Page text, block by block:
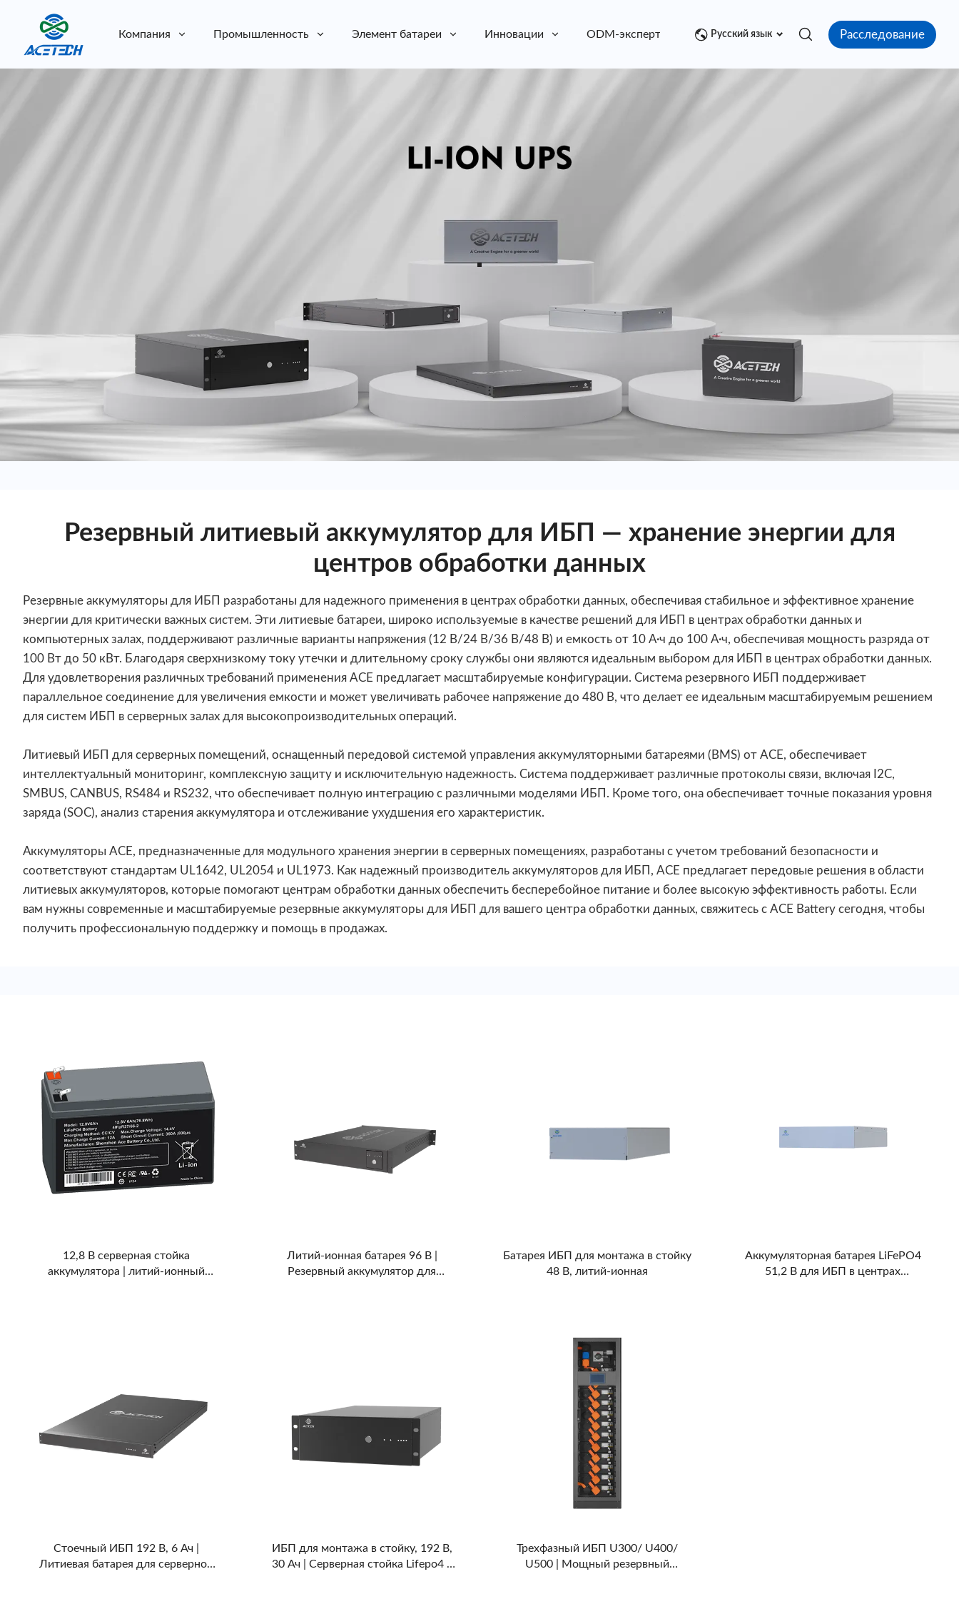
Компания Промышленность Элемент батареи Инновации ODM-эксперт Медиа центр Контакт
Русский язык Расследование
Резервный литиевый аккумулятор для ИБП — хранение энергии для
центров обработки данных
Резервные аккумуляторы для ИБП разработаны для надежного применения в центрах обработки данных, обеспечивая стабильное и эффективное хранение
энергии для критически важных систем. Эти литиевые батареи, широко используемые в качестве решений для ИБП в центрах обработки данных и
компьютерных залах, поддерживают различные варианты напряжения (12 В/24 В/36 В/48 В) и емкость от 10 А·ч до 100 А·ч, обеспечивая мощность разряда от
100 Вт до 50 кВт. Благодаря сверхнизкому току утечки и длительному сроку службы они являются идеальным выбором для ИБП в центрах обработки данных.
Для удовлетворения различных требований применения ACE предлагает масштабируемые конфигурации. Система резервного ИБП поддерживает
параллельное соединение для увеличения емкости и может увеличивать рабочее напряжение до 480 В, что делает ее идеальным масштабируемым решением
для систем ИБП в серверных залах для высокопроизводительных операций.
Литиевый ИБП для серверных помещений, оснащенный передовой системой управления аккумуляторными батареями (BMS) от ACE, обеспечивает
интеллектуальный мониторинг, комплексную защиту и исключительную надежность. Система поддерживает различные протоколы связи, включая I2C,
SMBUS, CANBUS, RS484 и RS232, что обеспечивает полную интеграцию с различными моделями ИБП. Кроме того, она обеспечивает точные показания уровня
заряда (SOC), анализ старения аккумулятора и отслеживание ухудшения его характеристик.
Аккумуляторы ACE, предназначенные для модульного хранения энергии в серверных помещениях, разработаны с учетом требований безопасности и
соответствуют стандартам UL1642, UL2054 и UL1973. Как надежный производитель аккумуляторов для ИБП, ACE предлагает передовые решения в области
литиевых аккумуляторов, которые помогают центрам обработки данных обеспечить бесперебойное питание и более высокую эффективность работы. Если
вам нужны современные и масштабируемые резервные аккумуляторы для ИБП для вашего центра обработки данных, свяжитесь с ACE Battery сегодня, чтобы
получить профессиональную поддержку и помощь в продажах.
12,8 В серверная стойка
аккумулятора | литий-ионный
Литий-ионная батарея 96 В |
Резервный аккумулятор для
Батарея ИБП для монтажа в стойку
48 В, литий-ионная
Аккумуляторная батарея LiFePO4
51,2 В для ИБП в центрах
Стоечный ИБП 192 В, 6 Ач |
Литиевая батарея для серверной
ИБП для монтажа в стойку, 192 В,
30 Ач | Серверная стойка Lifepo4 с
Трехфазный ИБП U300/ U400/
U500 | Мощный резервный